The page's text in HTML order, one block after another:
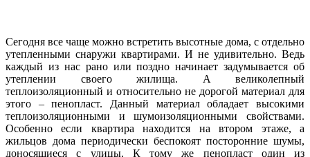
Сегодня все чаще можно встретить высотные дома, с отдельно
утепленными снаружи квартирами. И не удивительно. Ведь
каждый из нас рано или поздно начинает задумывается об
утеплении своего жилища. А великолепный
теплоизоляционный и относительно не дорогой материал для
этого – пенопласт. Данный материал обладает высокими
теплоизоляционными и шумоизоляционными свойствами.
Особенно если квартира находится на втором этаже, а
жильцов дома периодически беспокоят посторонние шумы,
доносящиеся с улицы. К тому же пенопласт один из